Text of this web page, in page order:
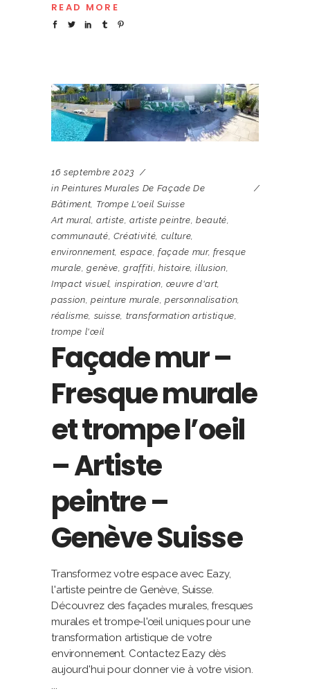
READ MORE
16 septembre 2023
in Peintures Murales De Façade De
Bâtiment, Trompe L'oeil Suisse
Art mural,artiste,artiste peintre,beauté,
communauté, Créativité, culture,
environnement, espace, façade mur, fresque
murale,genève,graffiti, histoire,illusion,
Impact visuel, inspiration,œuvre d'art,
passion, peinture murale, personnalisation,
réalisme, suisse, transformation artistique,
trompe l'œil
Façade mur –
Fresque murale
et trompe l’oeil
– Artiste
peintre –
Genève Suisse
Transformez votre espace avec Eazy,
l'artiste peintre de Genève, Suisse.
Découvrez des façades murales, fresques
murales et trompe-l'œil uniques pour une
transformation artistique de votre
environnement. Contactez Eazy dès
aujourd'hui pour donner vie à votre vision.